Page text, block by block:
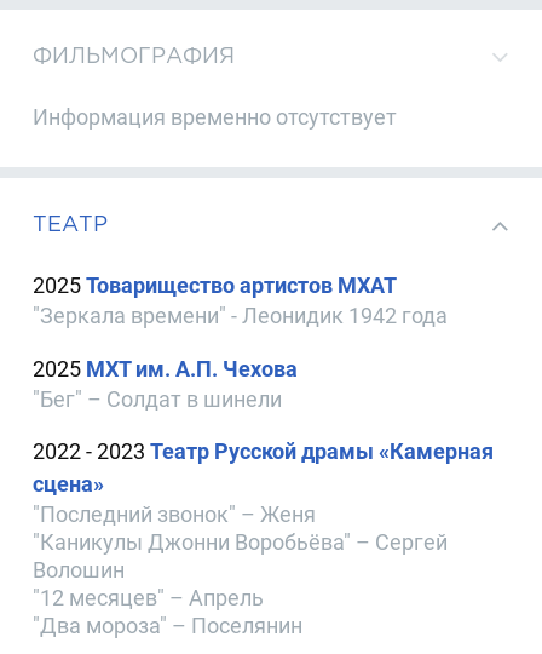
ФИЛЬМОГРАФИЯ
Информация временно отсутствует
ТЕАТР
2025Товарищество артистов МХАТ
"Зеркала времени" - Леонидик 1942 года
2025 МХТ им. А.П. Чехова
"Бег" – Солдат в шинели
2022 - 2023Театр Русской драмы «Камерная
сцена»
"Последний звонок" – Женя
"Каникулы Джонни Воробьёва" – Сергей
Волошин
"12 месяцев" – Апрель
"Два мороза" – Поселянин